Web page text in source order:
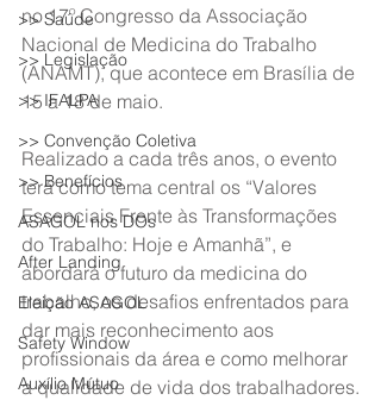
>> Saúde
>> Legislação
>> IFALPA
>> Convenção Coletiva
>> Benefícios
ASAGOL nos DOs
After Landing
Eleição ASAGOL
Safety Window
Auxílio Mútuo
no 17º Congresso da Associação
Nacional de Medicina do Trabalho
(ANAMT), que acontece em Brasília de
15 a 18 de maio.
Realizado a cada três anos, o evento
terá como tema central os “Valores
Essenciais Frente às Transformações
do Trabalho: Hoje e Amanhã”, e
abordará o futuro da medicina do
trabalho, os desafios enfrentados para
dar mais reconhecimento aos
profissionais da área e como melhorar
a qualidade de vida dos trabalhadores.